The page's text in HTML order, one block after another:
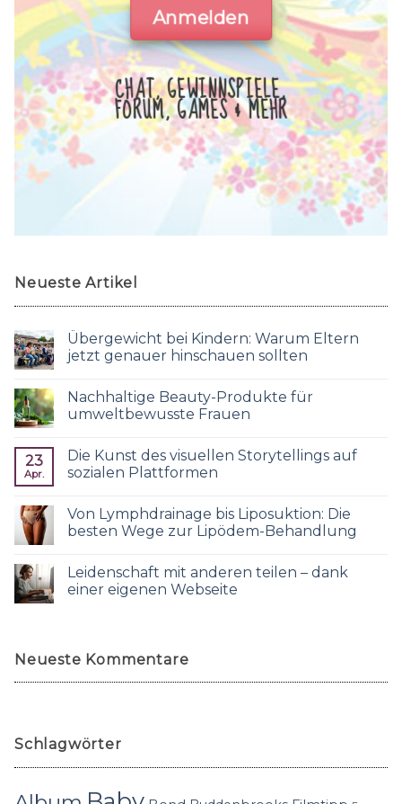
Anmelden
CHAT, GEWINNSPIELE,
FORUM, GAMES & MEHR
Neueste Artikel
Übergewicht bei Kindern: Warum Eltern
jetzt genauer hinschauen sollten
Nachhaltige Beauty-Produkte für
umweltbewusste Frauen
23
Apr.
Die Kunst des visuellen Storytellings auf
sozialen Plattformen
Von Lymphdrainage bis Liposuktion: Die
besten Wege zur Lipödem-Behandlung
Leidenschaft mit anderen teilen – dank
einer eigenen Webseite
Neueste Kommentare
Schlagwörter